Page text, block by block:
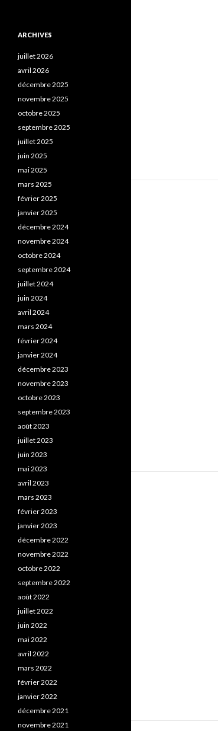
ARCHIVES
juillet 2026
avril 2026
décembre 2025
novembre 2025
octobre 2025
septembre 2025
juillet 2025
juin 2025
mai 2025
mars 2025
février 2025
janvier 2025
décembre 2024
novembre 2024
octobre 2024
septembre 2024
juillet 2024
juin 2024
avril 2024
mars 2024
février 2024
janvier 2024
décembre 2023
novembre 2023
octobre 2023
septembre 2023
août 2023
juillet 2023
juin 2023
mai 2023
avril 2023
mars 2023
février 2023
janvier 2023
décembre 2022
novembre 2022
octobre 2022
septembre 2022
août 2022
juillet 2022
juin 2022
mai 2022
avril 2022
mars 2022
février 2022
janvier 2022
décembre 2021
novembre 2021